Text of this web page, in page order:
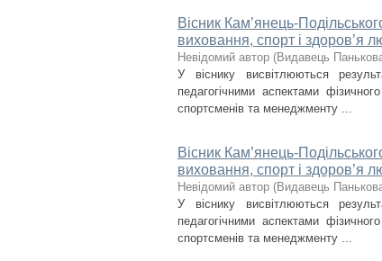
Вісник Кам’янець-
виховання, спорт і здоров’я
Невідомий автор (Видавець
У віснику висвітлюються
педагогічними аспектами
спортсменів та менеджменту ...
Вісник Кам’янець-
виховання, спорт і здоров’я
Невідомий автор (Видавець
У віснику висвітлюються
педагогічними аспектами
спортсменів та менеджменту ...